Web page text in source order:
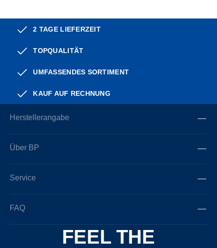
2 TAGE LIEFERZEIT
TOPQUALITÄT
UMFASSENDES SORTIMENT
KAUF AUF RECHNUNG
Herstellerangabe
Über BP
Service
FAQ
FEEL THE